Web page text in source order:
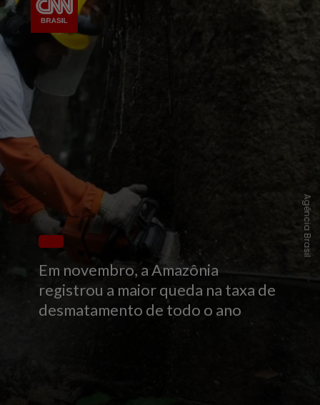
Em novembro, a Amazônia
registrou a maior queda na taxa de
desmatamento de todo o ano
Agência Brasil